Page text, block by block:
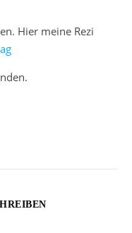
Hier meine Rezi